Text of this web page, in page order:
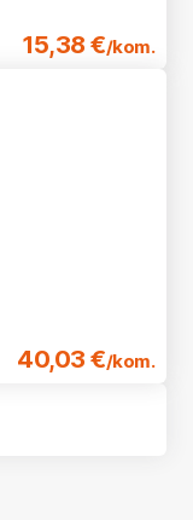
15,38 €/kom.
40,03 €/kom.